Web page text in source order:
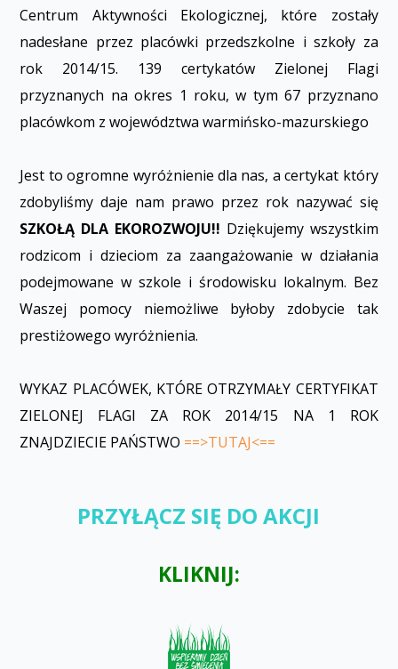
Centrum Aktywności Ekologicznej, które zostały
nadesłane przez placówki przedszkolne i szkoły za
rok 2014/15. 139 certyfikatów Zielonej Flagi
przyznanych na okres 1 roku, w tym 67 przyznano
placówkom z województwa warmińsko-mazurskiego
Jest to ogromne wyróżnienie dla nas, a certyfikat który
zdobyliśmy daje nam prawo przez rok nazywać się
SZKOŁĄ DLA EKOROZWOJU!! Dziękujemy wszystkim
rodzicom i dzieciom za zaangażowanie w działania
podejmowane w szkole i środowisku lokalnym. Bez
Waszej pomocy niemożliwe byłoby zdobycie tak
prestiżowego wyróżnienia.
WYKAZ PLACÓWEK, KTÓRE OTRZYMAŁY CERTYFIKAT
ZIELONEJ FLAGI ZA ROK 2014/15 NA 1 ROK
ZNAJDZIECIE PAŃSTWO ==>TUTAJ<==
PRZYŁĄCZ SIĘ DO AKCJI
KLIKNIJ: